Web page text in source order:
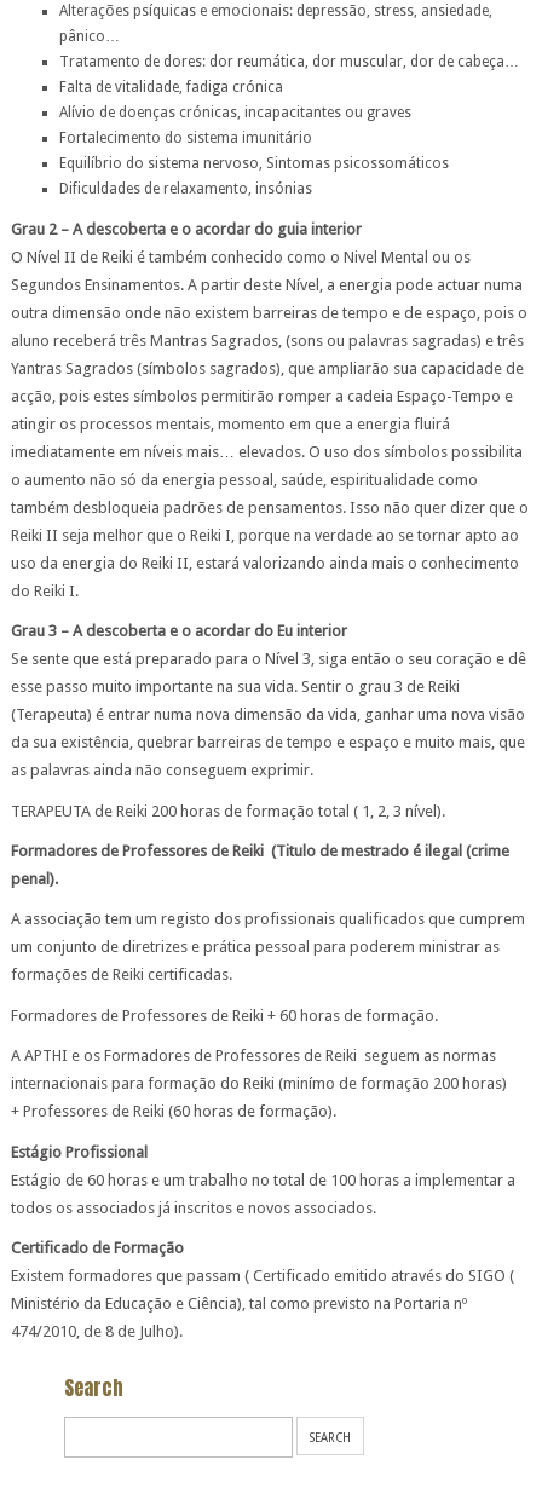
Alterações psíquicas e emocionais: depressão, stress, ansiedade,
pânico…
Tratamento de dores: dor reumática, dor muscular, dor de cabeça…
Falta de vitalidade, fadiga crónica
Alívio de doenças crónicas, incapacitantes ou graves
Fortalecimento do sistema imunitário
Equilíbrio do sistema nervoso, Sintomas psicossomáticos
Dificuldades de relaxamento, insónias
Grau 2 – A descoberta e o acordar do guia interior
O Nível II de Reiki é também conhecido como o Nivel Mental ou os
Segundos Ensinamentos. A partir deste Nível, a energia pode actuar numa
outra dimensão onde não existem barreiras de tempo e de espaço, pois o
aluno receberá três Mantras Sagrados, (sons ou palavras sagradas) e três
Yantras Sagrados (símbolos sagrados), que ampliarão sua capacidade de
acção, pois estes símbolos permitirão romper a cadeia Espaço-Tempo e
atingir os processos mentais, momento em que a energia fluirá
imediatamente em níveis mais… elevados. O uso dos símbolos possibilita
o aumento não só da energia pessoal, saúde, espiritualidade como
também desbloqueia padrões de pensamentos. Isso não quer dizer que o
Reiki II seja melhor que o Reiki I, porque na verdade ao se tornar apto ao
uso da energia do Reiki II, estará valorizando ainda mais o conhecimento
do Reiki I.
Grau 3 – A descoberta e o acordar do Eu interior
Se sente que está preparado para o Nível 3, siga então o seu coração e dê
esse passo muito importante na sua vida. Sentir o grau 3 de Reiki
(Terapeuta) é entrar numa nova dimensão da vida, ganhar uma nova visão
da sua existência, quebrar barreiras de tempo e espaço e muito mais, que
as palavras ainda não conseguem exprimir.
TERAPEUTA de Reiki 200 horas de formação total ( 1, 2, 3 nível).
Formadores de Professores de Reiki (Titulo de mestrado é ilegal (crime
penal).
A associação tem um registo dos profissionais qualificados que cumprem
um conjunto de diretrizes e prática pessoal para poderem ministrar as
formações de Reiki certificadas.
Formadores de Professores de Reiki + 60 horas de formação.
A APTHI e os Formadores de Professores de Reiki seguem as normas
internacionais para formação do Reiki (minímo de formação 200 horas)
+ Professores de Reiki (60 horas de formação).
Estágio Profissional
Estágio de 60 horas e um trabalho no total de 100 horas a implementar a
todos os associados já inscritos e novos associados.
Certificado de Formação
Existem formadores que passam ( Certificado emitido através do SIGO (
Ministério da Educação e Ciência), tal como previsto na Portaria nº
474/2010, de 8 de Julho).
Search